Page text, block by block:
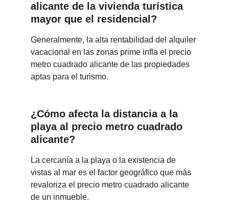
alicante de la vivienda turística
mayor que el residencial?
Generalmente, la alta rentabilidad del alquiler
vacacional en las zonas prime infla el precio
metro cuadrado alicante de las propiedades
aptas para el turismo.
¿Cómo afecta la distancia a la
playa al precio metro cuadrado
alicante?
La cercanía a la playa o la existencia de
vistas al mar es el factor geográfico que más
revaloriza el precio metro cuadrado alicante
de un inmueble.